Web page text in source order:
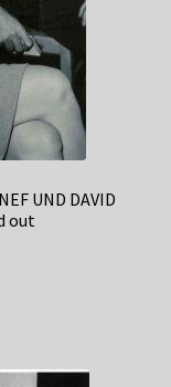
UND DAVID
out